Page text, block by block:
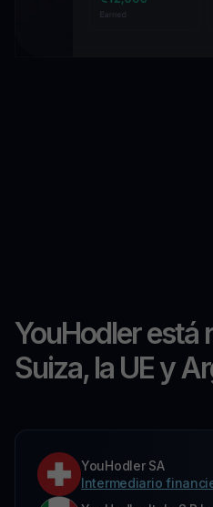
YouHodler está
Suiza, la UE y
YouHodler SA
Intermediario